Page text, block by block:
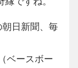
日新聞、毎
ースボー